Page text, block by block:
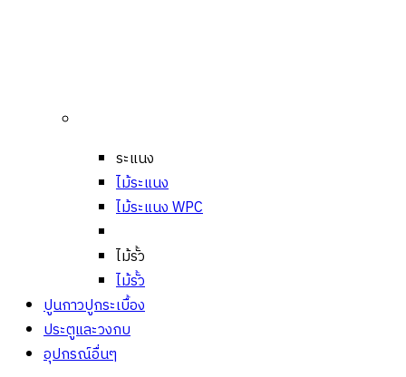
ระแนง
ไม้ระแนง
ไม้ระแนง WPC
ไม้รั้ว
ไม้รั้ว
ปูนกาวปูกระเบื้อง
ประตูและวงกบ
อุปกรณ์อื่นๆ